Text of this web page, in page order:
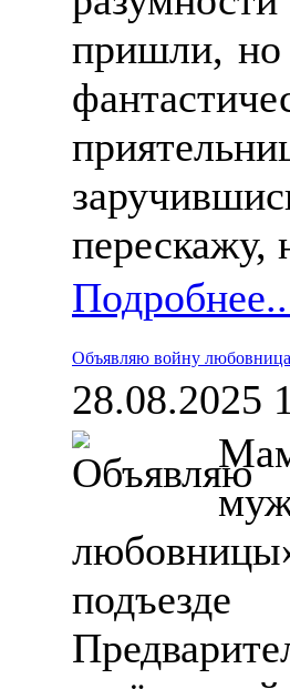
пришли, но
перескажу,
Объявляю войну
28.08.2025